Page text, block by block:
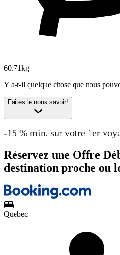
60.71kg
Y a-t-il quelque chose que nous
Faites le nous savoir!
-15 % min. sur votre 1er
Réservez une Offre
destination proche ou
Quebec